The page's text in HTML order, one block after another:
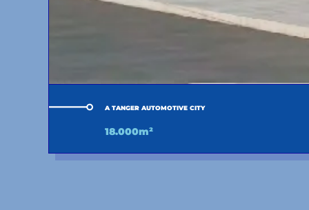
A TANGER AUTOMOTIVE CITY
18.000m²